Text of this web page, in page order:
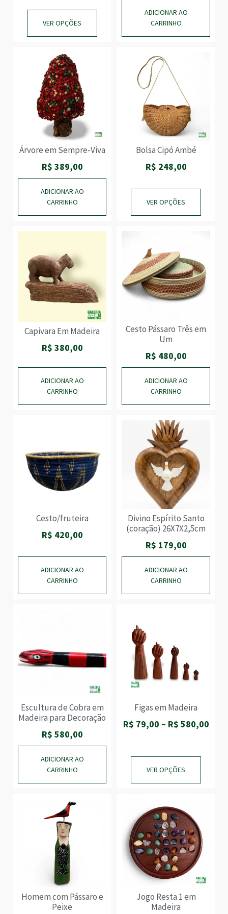
MADEIRA
MODA
MESTRES
PARA MESA E
COZINHA
PARA SUA
ESTANTE
PEDRAS
BRASILEIRAS
PRESENTES
CORPORATIVOS
VER OPÇÕES
ADICIONAR AO
CARRINHO
Árvore em Sempre-Viva
R$ 389,00
ADICIONAR AO
CARRINHO
Bolsa Cipó Ambé
R$ 248,00
VER OPÇÕES
Capivara Em Madeira
R$ 380,00
ADICIONAR AO
CARRINHO
Cesto Pássaro Três em
Um
R$ 480,00
ADICIONAR AO
CARRINHO
Cesto/fruteira
R$ 420,00
ADICIONAR AO
CARRINHO
Divino Espírito Santo
(coração) 26X7X2,5cm
R$ 179,00
ADICIONAR AO
CARRINHO
Escultura de Cobra em
Madeira para Decoração
R$ 580,00
ADICIONAR AO
CARRINHO
Figas em Madeira
R$ 79,00 – R$ 580,00
VER OPÇÕES
Homem com Pássaro e
Peixe
Jogo Resta 1 em
Madeira